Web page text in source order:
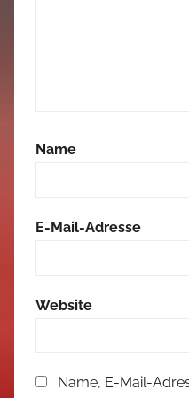
Name
E-Mail-Adresse
Website
Name, E-Mail-